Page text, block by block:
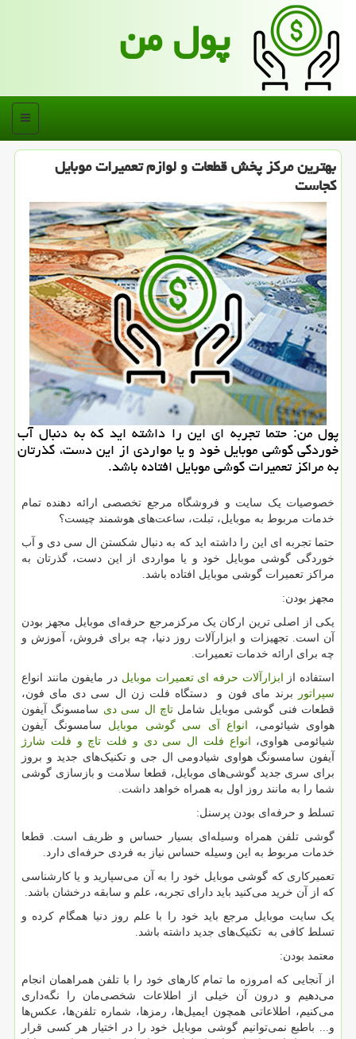
پول من
منو
بهترین مركز پخش قطعات و لوازم تعمیرات موبایل
كجاست
پول من: حتما تجربه ای این را داشته اید كه به دنبال آب
خوردگی گوشی موبایل خود و یا مواردی از این دست، گذرتان
به مراكز تعمیرات گوشی موبایل افتاده باشد.
خصوصیات یک سایت و فروشگاه مرجع تخصصی ارائه دهنده تمام
خدمات مربوط به موبایل، تبلت، ساعت‌های هوشمند چیست؟
حتما تجربه ای این را داشته اید که به دنبال شکستن ال سی دی و آب
خوردگی گوشی موبایل خود و یا مواردی از این دست، گذرتان به
مراکز تعمیرات گوشی موبایل افتاده باشد.
مجهز بودن:
یکی از اصلی ترین ارکان یک مرکزمرجع حرفه‌ای موبایل مجهز بودن
آن است. تجهیزات و ابزارآلات روز دنیا، چه برای فروش، آموزش و
چه برای ارائه خدمات تعمیرات.
استفاده از ابزارآلات حرفه ای تعمیرات موبایل در مایفون مانند انواع
سپراتور
برند مای فون و دستگاه فلت زن ال سی دی مای فون،
قطعات فنی گوشی موبایل شامل تاچ ال سی دی سامسونگ آیفون
هواوی شیائومی، انواع آی سی گوشی موبایل سامسونگ آیفون
شیائومی هواوی، انواع فلت ال سی دی و فلت تاچ و فلت شارژ
آیفون سامسونگ هواوی شیادومی ال جی و تکنیک‌های جدید و بروز
برای سری جدید گوشی‌های موبایل، قطعا سلامت و بازسازی گوشی
شما را به مانند روز اول به همراه خواهد داشت.
تسلط و حرفه‌ای بودن پرسنل:
گوشی تلفن همراه وسیله‌ای بسیار حساس و ظریف است. قطعا
خدمات مربوط به این وسیله حساس نیاز به فردی حرفه‌ای دارد.
تعمیرکاری که گوشی موبایل خود را به آن می‌سپارید و یا کارشناسی
که از آن خرید می‌کنید باید دارای تجربه، علم و سابقه درخشان باشد.
یک سایت موبایل مرجع باید خود را با علم روز دنیا همگام کرده و
تسلط کافی به تکنیک‌های جدید داشته باشد.
معتمد بودن:
از آنجایی که امروزه ما تمام کارهای خود را با تلفن همراه‎مان انجام
می‌دهیم و درون آن خیلی از اطلاعات شخصی‌مان را نگه‌داری
می‌کنیم، اطلاعاتی همچون ایمیل‌ها، رمزها، شماره تلفن‌ها، عکس‌ها
و... باطبع نمی‌توانیم گوشی موبایل خود را در اختیار هر کسی قرار